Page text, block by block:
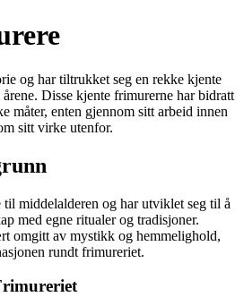
og har tiltrukket seg en rekke kjente
Disse kjente frimurerne har bidratt
måter, enten gjennom sitt arbeid innen
sitt virke utenfor.
middelalderen og har utviklet seg til å
med egne ritualer og tradisjoner.
omgitt av mystikk og hemmelighold,
rundt frimureriet.